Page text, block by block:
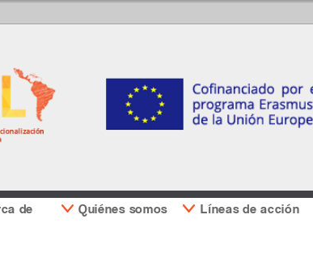
principal
lateral
derecha
de Quiénes somos Líneas de acción